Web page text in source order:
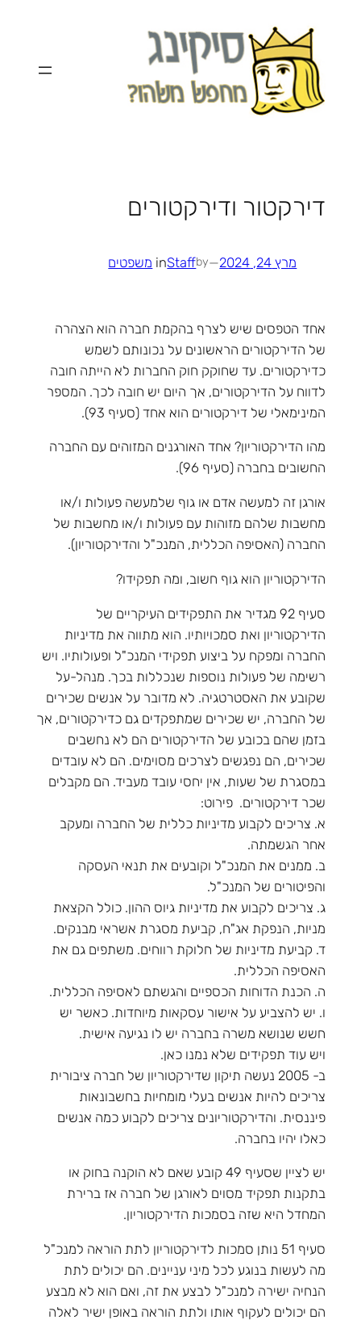
דירקטור ודירקטורים
מרץ 24, 2024 —
by
Staff
in משפטים
אחד הטפסים שיש לצרף בהקמת חברה הוא הצהרה
של הדירקטורים הראשונים על נכונותם לשמש
כדירקטורים. עד שחוקק חוק החברות לא הייתה חובה
לדווח על הדירקטורים, אך היום יש חובה לכך. המספר
המינימאלי של דירקטורים הוא אחד (סעיף 93).
מהו הדירקטוריון? אחד האורגנים המזוהים עם החברה
החשובים בחברה (סעיף 96).
אורגן זה למעשה אדם או גוף שלמעשה פעולות ו/או
מחשבות שלהם מזוהות עם פעולות ו/או מחשבות של
החברה (האסיפה הכללית, המנכ"ל והדירקטוריון).
הדירקטוריון הוא גוף חשוב, ומה תפקידו?
סעיף 92 מגדיר את התפקידים העיקריים של
הדירקטוריון ואת סמכויותיו. הוא מתווה את מדיניות
החברה ומפקח על ביצוע תפקידי המנכ"ל ופעולותיו. ויש
רשימה של פעולות נוספות שנכללות בכך. מנהל-על
שקובע את האסטרטגיה. לא מדובר על אנשים שכירים
של החברה, יש שכירים שמתפקדים גם כדירקטורים, אך
בזמן שהם בכובע של הדירקטורים הם לא נחשבים
שכירים, הם נפגשים לצרכים מסוימים. הם לא עובדים
במסגרת של שעות, אין יחסי עובד מעביד. הם מקבלים
שכר דירקטורים. פירוט:
א. צריכים לקבוע מדיניות כללית של החברה ומעקב
אחר הגשמתה.
ב. ממנים את המנכ"ל וקובעים את תנאי העסקה
והפיטורים של המנכ"ל.
ג. צריכים לקבוע את מדיניות גיוס ההון. כולל הקצאת
מניות, הנפקת אג"ח, קביעת מסגרת אשראי מבנקים.
ד. קביעת מדיניות של חלוקת רווחים. משתפים גם את
האסיפה הכללית.
ה. הכנת הדוחות הכספיים והגשתם לאסיפה הכללית.
ו. יש להצביע על אישור עסקאות מיוחדות. כאשר יש
חשש שנושא משרה בחברה יש לו נגיעה אישית.
ויש עוד תפקידים שלא נמנו כאן.
ב- 2005 נעשה תיקון שדירקטוריון של חברה ציבורית
צריכים להיות אנשים בעלי מומחיות בחשבונאות
פיננסית. והדירקטוריונים צריכים לקבוע כמה אנשים
כאלו יהיו בחברה.
יש לציין שסעיף 49 קובע שאם לא הוקנה בחוק או
בתקנות תפקיד מסוים לאורגן של חברה אז ברירת
המחדל היא שזה בסמכות הדירקטוריון.
סעיף 51 נותן סמכות לדירקטוריון לתת הוראה למנכ"ל
מה לעשות בנוגע לכל מיני עניינים. הם יכולים לתת
הנחיה ישירה למנכ"ל לבצע את זה, ואם הוא לא מבצע
הם יכולים לעקוף אותו ולתת הוראה באופן ישיר לאלה